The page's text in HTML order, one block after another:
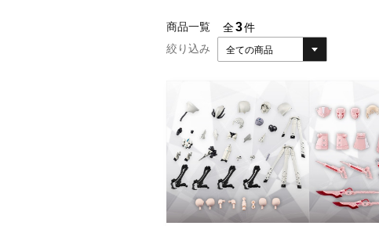
商品一覧 全3件
絞り込み
全ての商品